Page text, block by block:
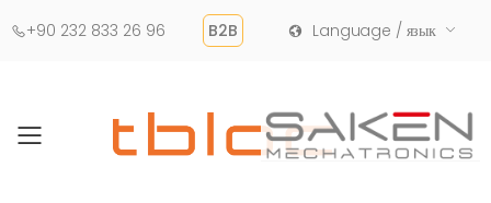
+90 232 833 26 96 B2B Language / язык
Toggle mobile menu